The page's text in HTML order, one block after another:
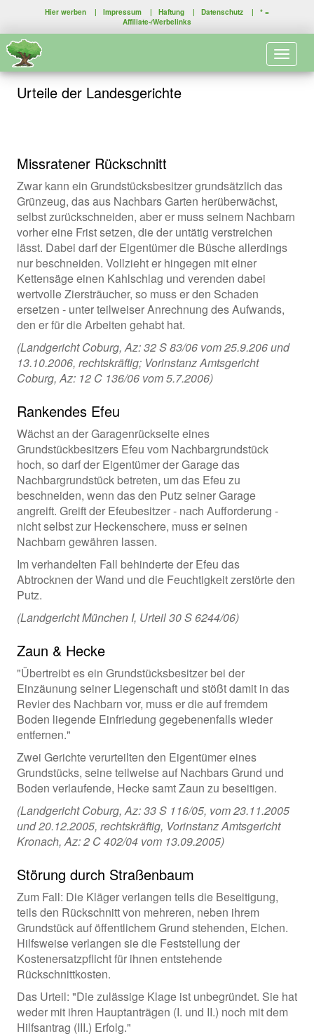
Hier werben | Impressum | Haftung | Datenschutz | * =
Affiliate-/Werbelinks
Urteile der Landesgerichte
Missratener Rückschnitt
Zwar kann ein Grundstücksbesitzer grundsätzlich das
Grünzeug, das aus Nachbars Garten herüberwächst,
selbst zurückschneiden, aber er muss seinem Nachbarn
vorher eine Frist setzen, die der untätig verstreichen
lässt. Dabei darf der Eigentümer die Büsche allerdings
nur beschneiden. Vollzieht er hingegen mit einer
Kettensäge einen Kahlschlag und verenden dabei
wertvolle Ziersträucher, so muss er den Schaden
ersetzen - unter teilweiser Anrechnung des Aufwands,
den er für die Arbeiten gehabt hat.
(Landgericht Coburg, Az: 32 S 83/06 vom 25.9.206 und
13.10.2006, rechtskräftig; Vorinstanz Amtsgericht
Coburg, Az: 12 C 136/06 vom 5.7.2006)
Rankendes Efeu
Wächst an der Garagenrückseite eines
Grundstückbesitzers Efeu vom Nachbargrundstück
hoch, so darf der Eigentümer der Garage das
Nachbargrundstück betreten, um das Efeu zu
beschneiden, wenn das den Putz seiner Garage
angreift. Greift der Efeubesitzer - nach Aufforderung -
nicht selbst zur Heckenschere, muss er seinen
Nachbarn gewähren lassen.
Im verhandelten Fall behinderte der Efeu das
Abtrocknen der Wand und die Feuchtigkeit zerstörte den
Putz.
(Landgericht München I, Urteil 30 S 6244/06)
Zaun & Hecke
"Übertreibt es ein Grundstücksbesitzer bei der
Einzäunung seiner Liegenschaft und stößt damit in das
Revier des Nachbarn vor, muss er die auf fremdem
Boden liegende Einfriedung gegebenenfalls wieder
entfernen."
Zwei Gerichte verurteilten den Eigentümer eines
Grundstücks, seine teilweise auf Nachbars Grund und
Boden verlaufende, Hecke samt Zaun zu beseitigen.
(Landgericht Coburg, Az: 33 S 116/05, vom 23.11.2005
und 20.12.2005, rechtskräftig, Vorinstanz Amtsgericht
Kronach, Az: 2 C 402/04 vom 13.09.2005)
Störung durch Straßenbaum
Zum Fall: Die Kläger verlangen teils die Beseitigung,
teils den Rückschnitt von mehreren, neben ihrem
Grundstück auf öffentlichem Grund stehenden, Eichen.
Hilfsweise verlangen sie die Feststellung der
Kostenersatzpflicht für ihnen entstehende
Rückschnittkosten.
Das Urteil: "Die zulässige Klage ist unbegründet. Sie hat
weder mit ihren Hauptanträgen (I. und II.) noch mit dem
Hilfsantrag (III.) Erfolg."